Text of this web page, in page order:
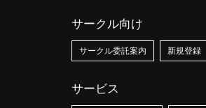
サークル向け
サークル委託案内 新規登録
サービス